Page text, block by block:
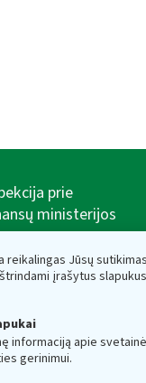
Jūsų
įrašytus
informaciją apie
gerinimui.
prie
ministerijos
Vilnius, Lietuva,
dėžutės adresas
kaupiami ir